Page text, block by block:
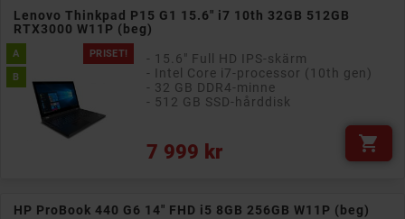
Lenovo Thinkpad P15 G1 15.6" i7 10th 32GB 512GB
RTX3000 W11P (beg)
PRISET!
A
B
- 15.6" Full HD IPS-skärm
- Intel Core i7-processor (10th gen)
- 32 GB DDR4-minne
- 512 GB SSD-hårddisk
7 999 kr
Pris 
HP ProBook 440 G6 14" FHD i5 8GB 256GB W11P (beg)